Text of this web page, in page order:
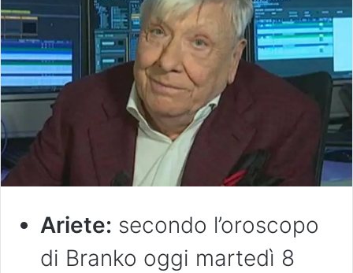
Ariete: secondo l’oroscopo
di Branko oggi martedì 8